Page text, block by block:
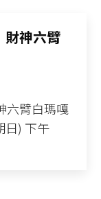
財神六臂
六臂白瑪嘎
日) 下午